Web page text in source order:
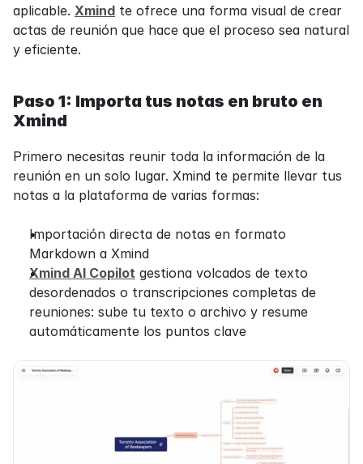
aplicable. Xmind te ofrece una forma visual de crear
actas de reunión que hace que el proceso sea natural
y eficiente.
Paso 1: Importa tus notas en bruto en
Xmind
Primero necesitas reunir toda la información de la
reunión en un solo lugar. Xmind te permite llevar tus
notas a la plataforma de varias formas:
Importación directa de notas en formato
Markdown a Xmind
Xmind AI Copilot gestiona volcados de texto
desordenados o transcripciones completas de
reuniones: sube tu texto o archivo y resume
automáticamente los puntos clave